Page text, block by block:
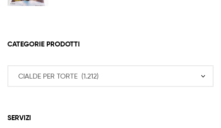
CATEGORIE PRODOTTI
SERVIZI